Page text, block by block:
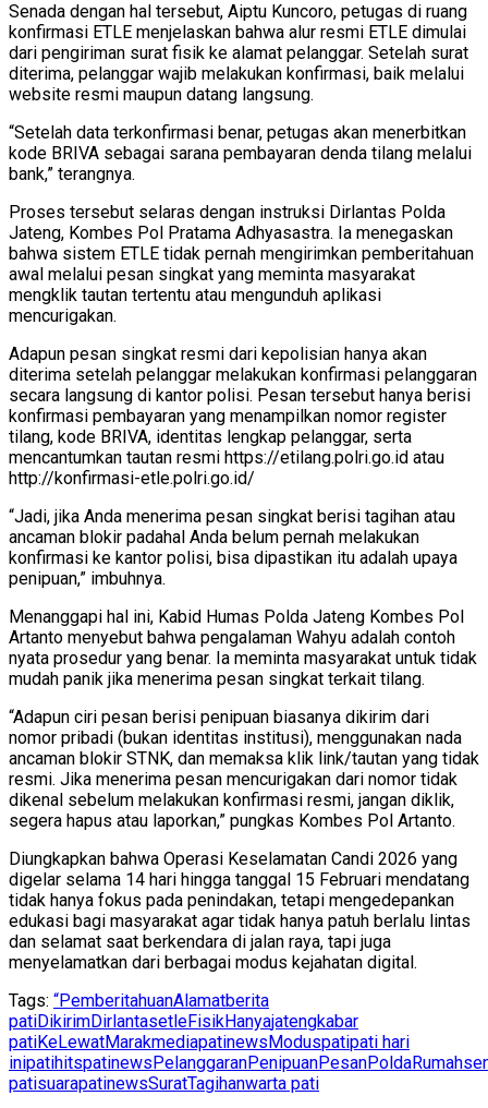
Senada dengan hal tersebut, Aiptu Kuncoro, petugas di ruang
konfirmasi ETLE menjelaskan bahwa alur resmi ETLE dimulai
dari pengiriman surat fisik ke alamat pelanggar. Setelah surat
diterima, pelanggar wajib melakukan konfirmasi, baik melalui
website resmi maupun datang langsung.
“Setelah data terkonfirmasi benar, petugas akan menerbitkan
kode BRIVA sebagai sarana pembayaran denda tilang melalui
bank,” terangnya.
Proses tersebut selaras dengan instruksi Dirlantas Polda
Jateng, Kombes Pol Pratama Adhyasastra. Ia menegaskan
bahwa sistem ETLE tidak pernah mengirimkan pemberitahuan
awal melalui pesan singkat yang meminta masyarakat
mengklik tautan tertentu atau mengunduh aplikasi
mencurigakan.
Adapun pesan singkat resmi dari kepolisian hanya akan
diterima setelah pelanggar melakukan konfirmasi pelanggaran
secara langsung di kantor polisi. Pesan tersebut hanya berisi
konfirmasi pembayaran yang menampilkan nomor register
tilang, kode BRIVA, identitas lengkap pelanggar, serta
mencantumkan tautan resmi https://etilang.polri.go.id atau
http://konfirmasi-etle.polri.go.id/
“Jadi, jika Anda menerima pesan singkat berisi tagihan atau
ancaman blokir padahal Anda belum pernah melakukan
konfirmasi ke kantor polisi, bisa dipastikan itu adalah upaya
penipuan,” imbuhnya.
Menanggapi hal ini, Kabid Humas Polda Jateng Kombes Pol
Artanto menyebut bahwa pengalaman Wahyu adalah contoh
nyata prosedur yang benar. Ia meminta masyarakat untuk tidak
mudah panik jika menerima pesan singkat terkait tilang.
“Adapun ciri pesan berisi penipuan biasanya dikirim dari
nomor pribadi (bukan identitas institusi), menggunakan nada
ancaman blokir STNK, dan memaksa klik link/tautan yang tidak
resmi. Jika menerima pesan mencurigakan dari nomor tidak
dikenal sebelum melakukan konfirmasi resmi, jangan diklik,
segera hapus atau laporkan,” pungkas Kombes Pol Artanto.
Diungkapkan bahwa Operasi Keselamatan Candi 2026 yang
digelar selama 14 hari hingga tanggal 15 Februari mendatang
tidak hanya fokus pada penindakan, tetapi mengedepankan
edukasi bagi masyarakat agar tidak hanya patuh berlalu lintas
dan selamat saat berkendara di jalan raya, tapi juga
menyelamatkan dari berbagai modus kejahatan digital.
Tags: “PemberitahuanAlamatberita
patiDikirimDirlantasetleFisikHanyajatengkabar
patiKeLewatMarakmediapatinews Moduspatipati hari
inipatihitspatinews PelanggaranPenipuanPesanPoldaRumah
patisuarapatinewsSuratTagihanwarta pati